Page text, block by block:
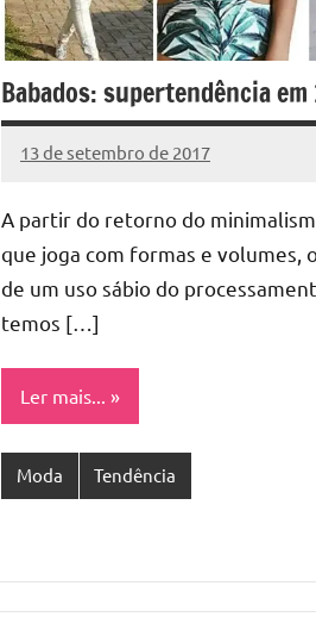
Babados: supertendência em
13 de setembro de 2017
Cibelle
Nenhum
A partir do retorno do
que joga com formas e volumes,
de um uso sábio do
temos […]
Ler mais...
Moda Tendência